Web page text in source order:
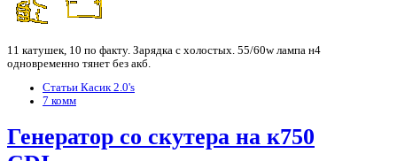
11 катушек, 10 по факту. Зарядка с холостых. 55/60w лампа н4
одновременно тянет без акб.
Статьи Касик 2.0's
7 комм
Генератор со скутера на к750